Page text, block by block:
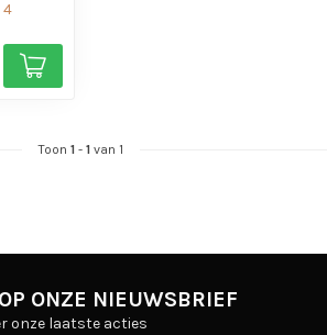
4
Toon 1- 1van 1
ONZE NIEUWSBRIEF
onze laatste acties